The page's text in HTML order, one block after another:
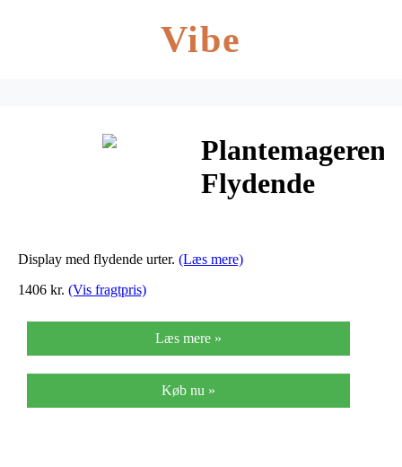
Vibe
Plantemageren
Flydende
Ø – 72 port – 1
Display med flydende urter. (Læs mere)
1406 kr. (Vis fragtpris)
Læs mere »
Køb nu »